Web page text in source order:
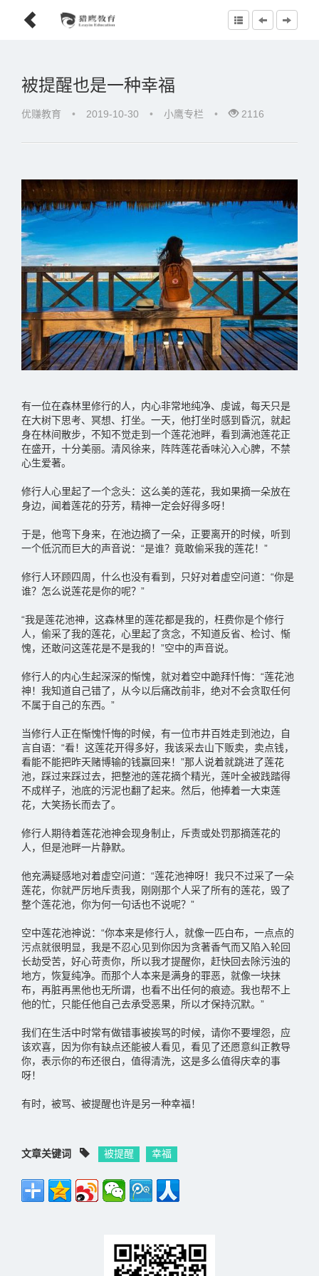
被提醒也是一种幸福
优赚教育 • 2019-10-30 • 小鹰专栏 • 2116
有一位在森林里修行的人，内心非常地纯净、虔诚，每天只是
在大树下思考、冥想、打坐。一天，他打坐时感到昏沉，就起
身在林间散步，不知不觉走到一个莲花池畔，看到满池莲花正
在盛开，十分美丽。清风徐来，阵阵莲花香味沁入心脾，不禁
心生爱著。
修行人心里起了一个念头：这么美的莲花，我如果摘一朵放在
身边，闻着莲花的芬芳，精神一定会好得多呀！
于是，他弯下身来，在池边摘了一朵，正要离开的时候，听到
一个低沉而巨大的声音说：“是谁？竟敢偷采我的莲花！”
修行人环顾四周，什么也没有看到，只好对着虚空问道：“你是
谁？怎么说莲花是你的呢？”
“我是莲花池神，这森林里的莲花都是我的，枉费你是个修行
人，偷采了我的莲花，心里起了贪念，不知道反省、检讨、惭
愧，还敢问这莲花是不是我的！”空中的声音说。
修行人的内心生起深深的惭愧，就对着空中跪拜忏悔：“莲花池
神！我知道自己错了，从今以后痛改前非，绝对不会贪取任何
不属于自己的东西。”
当修行人正在惭愧忏悔的时候，有一位市井百姓走到池边，自
言自语：“看！这莲花开得多好，我该采去山下贩卖，卖点钱，
看能不能把昨天赌博输的钱赢回来！”那人说着就跳进了莲花
池，踩过来踩过去，把整池的莲花摘个精光，莲叶全被践踏得
不成样子，池底的污泥也翻了起来。然后，他捧着一大束莲
花，大笑扬长而去了。
修行人期待着莲花池神会现身制止，斥责或处罚那摘莲花的
人，但是池畔一片静默。
他充满疑感地对着虚空问道：“莲花池神呀！我只不过采了一朵
莲花，你就严厉地斥责我，刚刚那个人采了所有的莲花，毁了
整个莲花池，你为何一句话也不说呢？”
空中莲花池神说：“你本来是修行人，就像一匹白布，一点点的
污点就很明显，我是不忍心见到你因为贪著香气而又陷入轮回
长劫受苦，好心苛责你，所以我才提醒你，赶快回去除污浊的
地方，恢复纯净。而那个人本来是满身的罪恶，就像一块抹
布，再脏再黑他也无所谓，也看不出任何的痕迹。我也帮不上
他的忙，只能任他自己去承受恶果，所以才保持沉默。”
我们在生活中时常有做错事被挨骂的时候，请你不要埋怨，应
该欢喜，因为你有缺点还能被人看见，看见了还愿意纠正教导
你，表示你的布还很白，值得清洗，这是多么值得庆幸的事
呀！
有时，被骂、被提醒也许是另一种幸福！
文章关键词 被提醒 幸福